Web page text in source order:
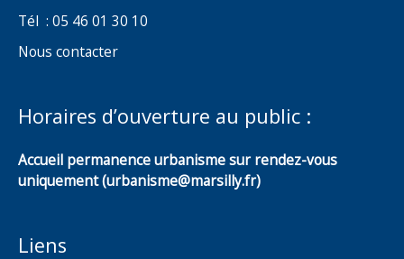
Tél : 05 46 01 30 10
Nous contacter
Horaires d’ouverture au public :
Accueil permanence urbanisme sur rendez-vous
uniquement (urbanisme@marsilly.fr)
Liens